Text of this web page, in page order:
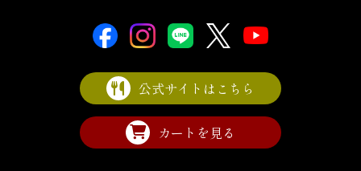
公式サイトはこちら
カートを見る